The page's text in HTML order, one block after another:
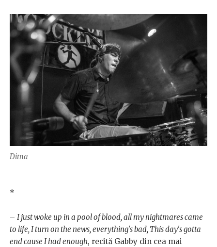
Dima
*
– I just woke up in a pool of blood, all my nightmares came
to life, I turn on the news, everything's bad, This day's gotta
end cause I had enough, recită Gabby din cea mai